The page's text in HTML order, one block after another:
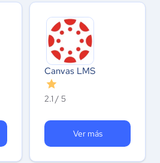
Canvas LMS
2.1 / 5
Ver más